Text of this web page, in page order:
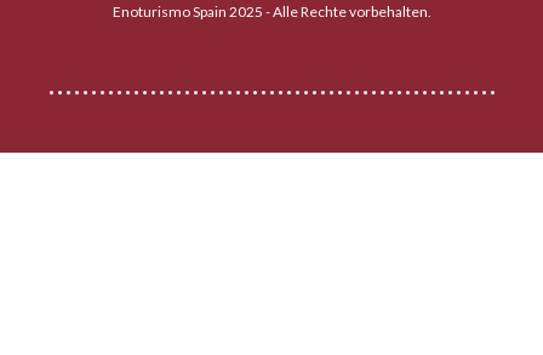
Enoturismo Spain 2025 - Alle Rechte vorbehalten.